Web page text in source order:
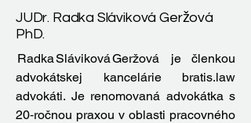
JUDr. Radka Sláviková Geržová
PhD.
Radka Sláviková Geržová je členkou
advokátskej kancelárie bratis.law
advokáti. Je renomovaná advokátka s
20‑ročnou praxou v oblasti pracovného